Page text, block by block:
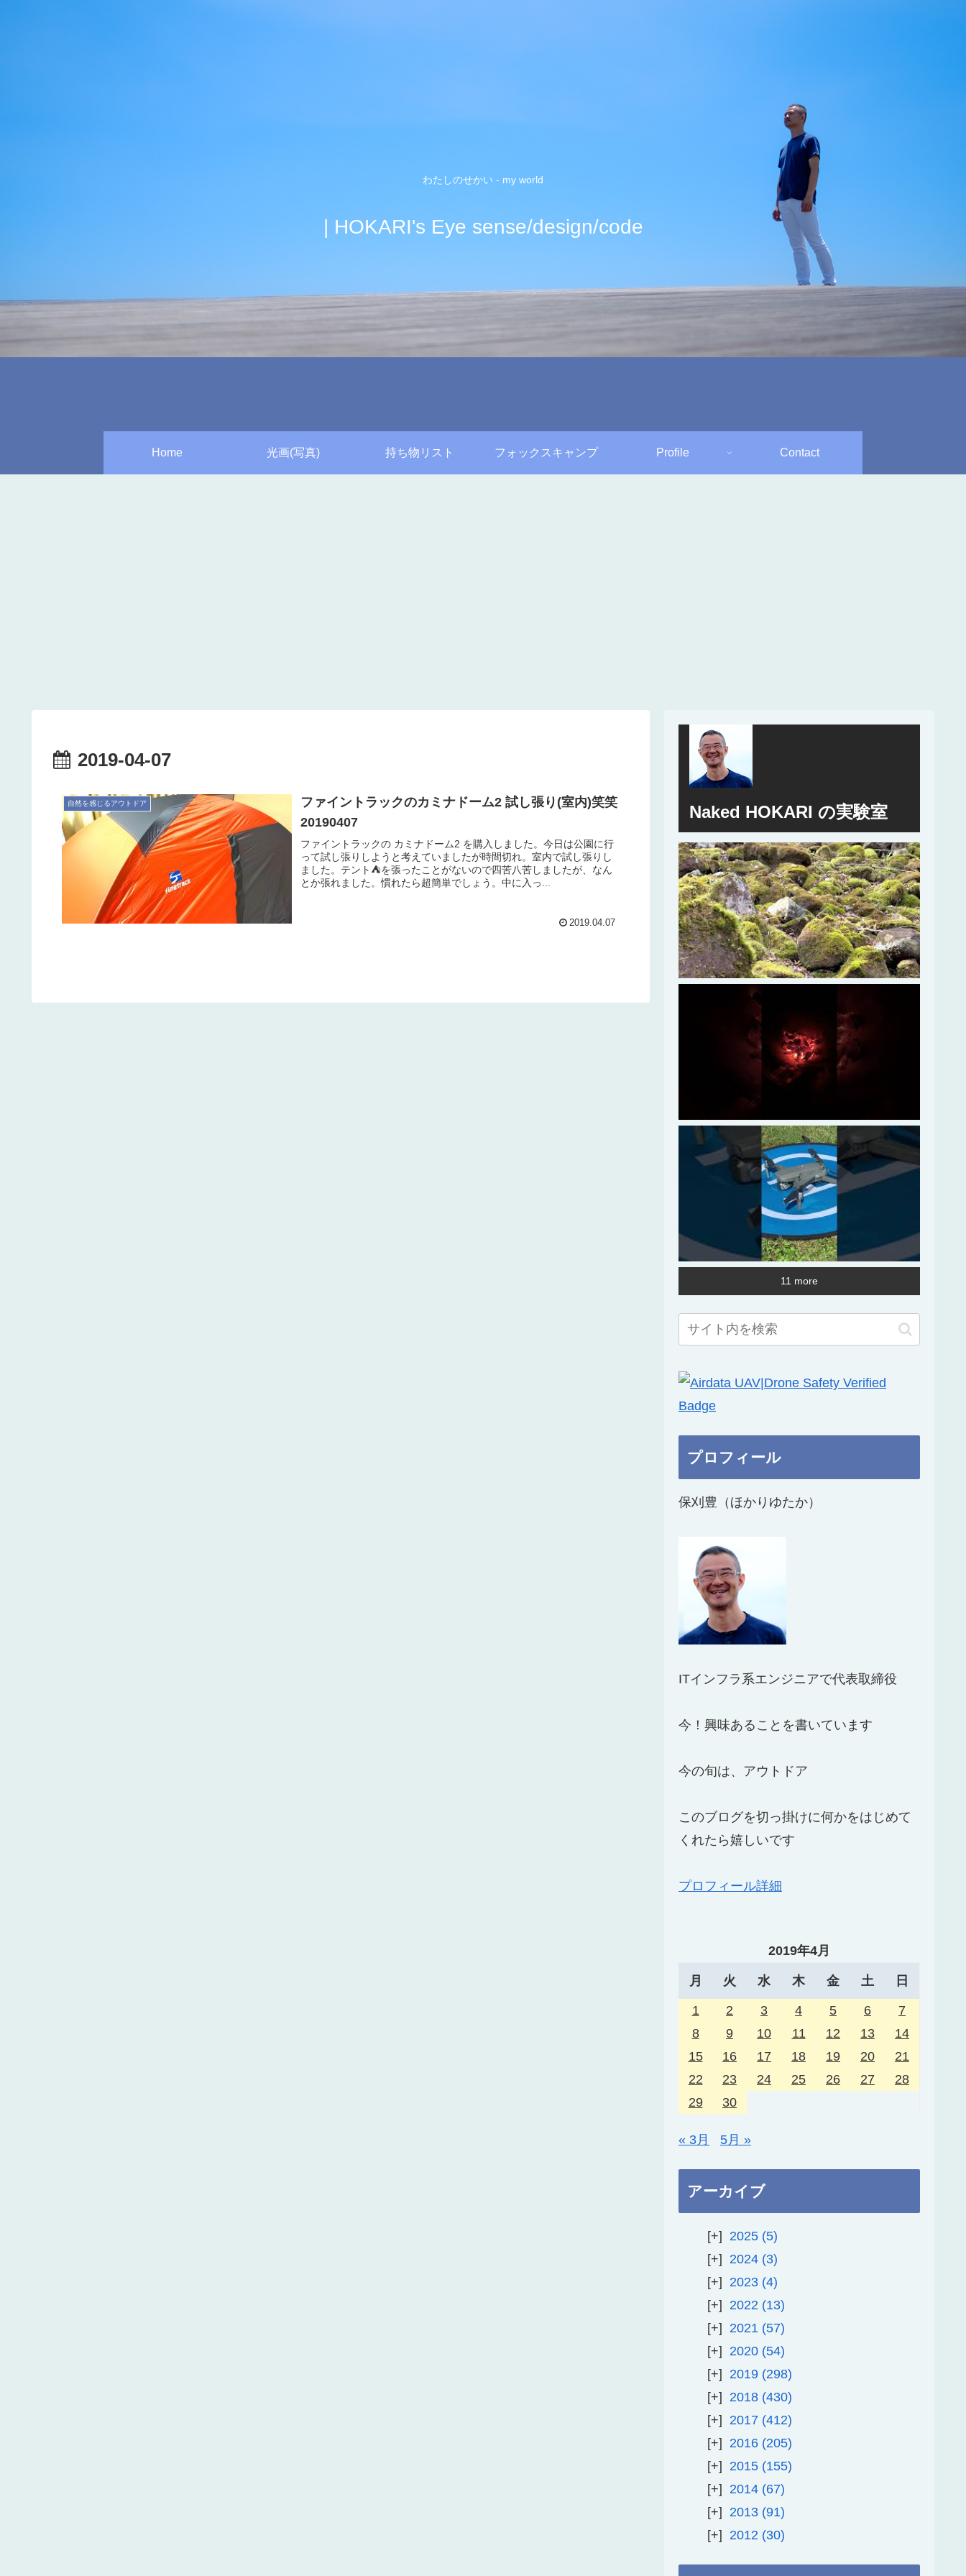
わたしのせかい - my world
| HOKARI's Eye sense/design/code
Home 光画(写真) 持ち物リスト フォックスキャンプ Profile Contact
2019-04-07
自然を感じるアウトドア
ファイントラックのカミナドーム2 試し張り(室内)笑笑
20190407
ファイントラックの カミナドーム2 を購入しました。今日は公園に行
って試し張りしようと考えていましたが時間切れ。室内で試し張りし
ました。テント⛺️を張ったことがないので四苦八苦しましたが、なん
とか張れました。慣れたら超簡単でしょう。中に入っ...
2019.04.07
Naked HOKARI の実験室
11 more
プロフィール
保刈豊（ほかりゆたか）
ITインフラ系エンジニアで代表取締役
今！興味あることを書いています
今の旬は、アウトドア
このブログを切っ掛けに何かをはじめて
くれたら嬉しいです
プロフィール詳細
2019年4月
月 火 水 木 金 土 日
1 2 3 4 5 6
7
8
9 10 11 12 13
14
15
16 17 18 19 20
21
22
23 24 25 26 27
28
29
30
« 3月 5月 »
アーカイブ
2025 5
2024 3
2023 4
2022
13
2021
57
2020 54
2019 298
2018 430
2017 412
2016 205
2015 155
2014 67
2013 91
2012
30